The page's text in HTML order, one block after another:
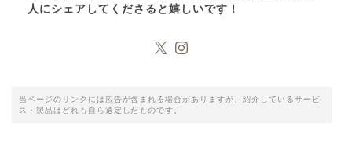
人にシェアしてくださると嬉しいです！
当ページのリンクには広告が含まれる場合がありますが、紹介しているサービ
ス・製品はどれも自ら選定したものです。